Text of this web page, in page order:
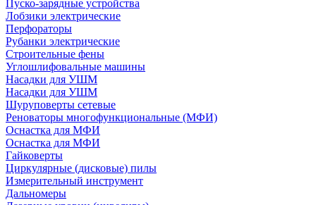
Пуско-зарядные устройства
Лобзики электрические
Перфораторы
Рубанки электрические
Строительные фены
Углошлифовальные машины
Насадки для УШМ
Насадки для УШМ
Шуруповерты сетевые
Реноваторы многофункциональные (МФИ)
Оснастка для МФИ
Оснастка для МФИ
Гайковерты
Циркулярные (дисковые) пилы
Измерительный инструмент
Дальномеры